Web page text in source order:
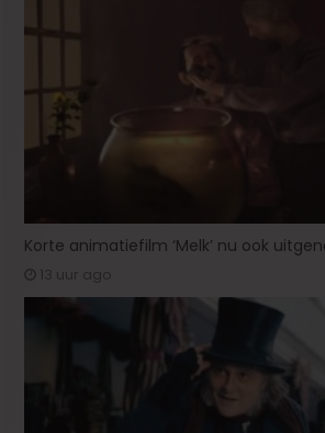
Korte animatiefilm ‘Melk’ nu ook
13 uur ago